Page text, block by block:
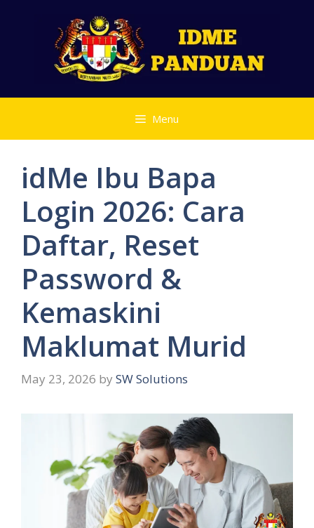
Menu
idMe Ibu Bapa
Login 2026: Cara
Daftar, Reset
Password &
Kemaskini
Maklumat Murid
May 23, 2026 by SW Solutions